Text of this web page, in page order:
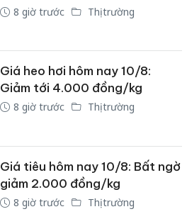
8 giờ trước Thị trường
Giá heo hơi hôm nay 10/8:
Giảm tới 4.000 đồng/kg
8 giờ trước Thị trường
Giá tiêu hôm nay 10/8: Bất ngờ
giảm 2.000 đồng/kg
8 giờ trước Thị trường